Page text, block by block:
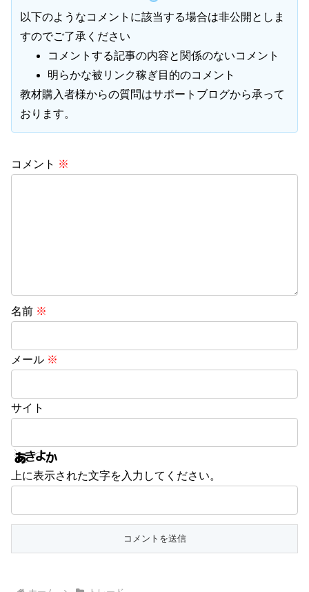
以下のようなコメントに該当する場合は非公開としま
すのでご了承ください
コメントする記事の内容と関係のないコメント
明らかな被リンク稼ぎ目的のコメント
教材購入者様からの質問はサポートブログから承って
おります。
コメント ※
名前 ※
メール ※
サイト
上に表示された文字を入力してください。